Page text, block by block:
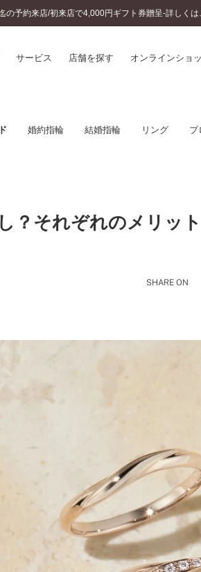
の予約来店/初来店で4,000円ギフト券贈呈-詳しくは
サービス 店舗を探す オンラインショ
婚約指輪とは
ニュース一覧
お客様の声
婚約指輪 結婚指輪 リング プ
？それぞれのメリッ
SHARE ON